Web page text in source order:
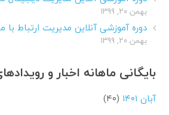
بهمن ۲۰, ۱۳۹۹
دوره آموزشی آنلاین مدیریت ارتباط با
بهمن ۲۰, ۱۳۹۹
بایگانی ماهانه اخبار و
آبان ۱۴۰۱
(۴۰)